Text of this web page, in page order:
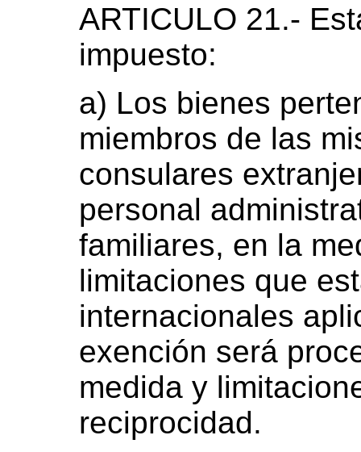
ARTICULO 21.-
impuesto:
a) Los bienes
miembros de las
consulares
personal
familiares, en la
limitaciones que
internacionales
exención será
medida y
reciprocidad.